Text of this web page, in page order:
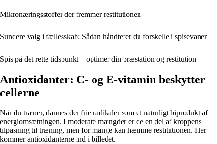
Mikronæringsstoffer der fremmer restitutionen
Sundere valg i fællesskab: Sådan håndterer du forskelle i spisevaner
Spis på det rette tidspunkt – optimer din præstation og restitution
Antioxidanter: C- og E-vitamin beskytter
cellerne
Når du træner, dannes der frie radikaler som et naturligt biprodukt af
energiomsætningen. I moderate mængder er de en del af kroppens
tilpasning til træning, men for mange kan hæmme restitutionen. Her
kommer antioxidanterne ind i billedet.